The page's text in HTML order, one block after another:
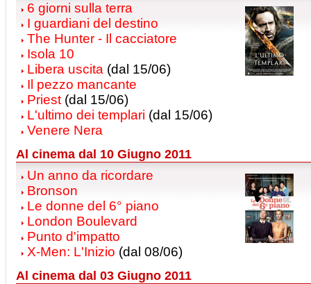
6 giorni sulla terra
I guardiani del destino
The Hunter - Il cacciatore
Isola 10
Libera uscita (dal 15/06)
Il pezzo mancante
Priest (dal 15/06)
L'ultimo dei templari (dal 15/06)
Venere Nera
Al cinema dal 10 Giugno 2011
Un anno da ricordare
Bronson
Le donne del 6° piano
London Boulevard
Punto d'impatto
X-Men: L'Inizio (dal 08/06)
Al cinema dal 03 Giugno 2011